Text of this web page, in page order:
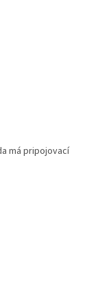
má pripojovací